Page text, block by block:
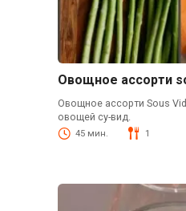
Овощное ассорти
Овощное ассорти Sous
овощей су-вид.
45 мин. 1